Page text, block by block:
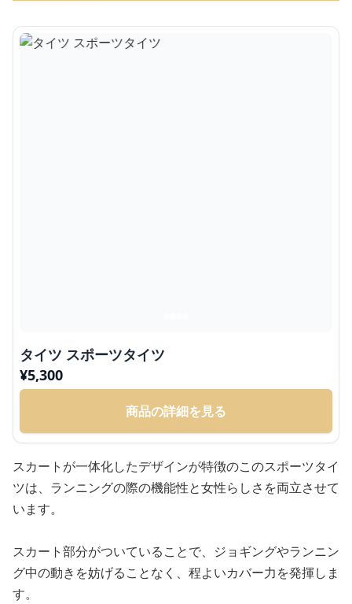
タイツ スポーツタイツ
¥5,300
商品の詳細を見る
スカートが一体化したデザインが特徴のこのスポーツタイ
ツは、ランニングの際の機能性と女性らしさを両立させて
います。
スカート部分がついていることで、ジョギングやランニン
グ中の動きを妨げることなく、程よいカバー力を発揮しま
す。